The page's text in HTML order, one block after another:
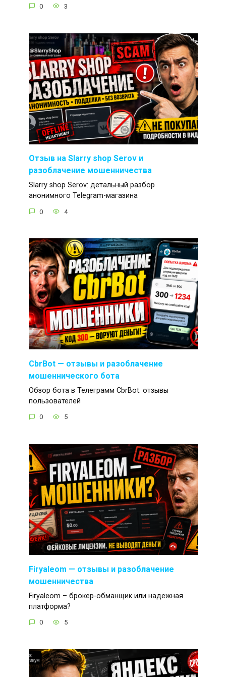
0 3
Отзыв на Slarry shop Serov и
разоблачение мошенничества
Slarry shop Serov: детальный разбор
анонимного Telegram-магазина
0 4
CbrBot — отзывы и разоблачение
мошеннического бота
Обзор бота в Телеграмм CbrBot: отзывы
пользователей
0 5
Firyaleom — отзывы и разоблачение
мошенничества
Firyaleom – брокер-обманщик или надежная
платформа?
0 5